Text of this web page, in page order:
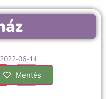
2022-06-14
Mentés